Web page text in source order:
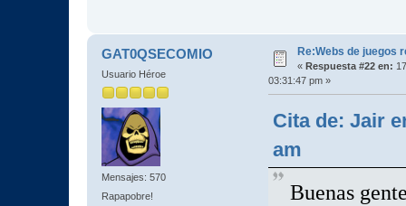
GAT0QSECOMIO
Usuario Héroe
Mensajes: 570
Rapapobre!
Re:Webs de juegos
« Respuesta #22 en:
03:31:47 pm »
Cita de: Jair
am
Buenas